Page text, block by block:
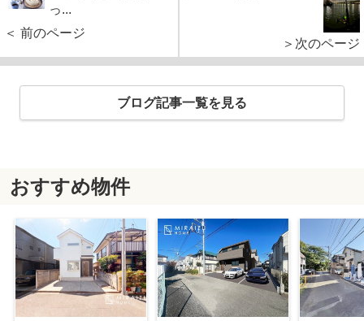
っ...
＜ 前のページ
＞次のページ
ブログ記事一覧を見る
おすすめ物件